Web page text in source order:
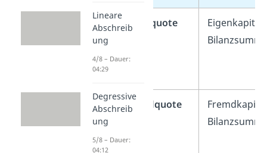
Eigenkapitalquote
Eigenkapital
Fremdkapitalquote
Lineare
Abschreib
ung
4/8 – Dauer:
04:29
Degressive
Abschreib
ung
5/8 – Dauer:
04:12